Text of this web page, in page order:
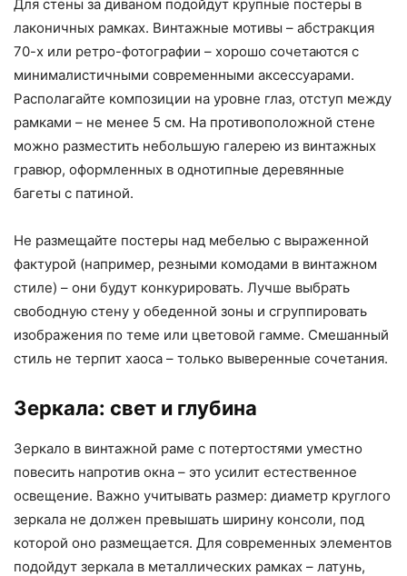
Для стены за диваном подойдут крупные постеры в
лаконичных рамках. Винтажные мотивы – абстракция
70-х или ретро-фотографии – хорошо сочетаются с
минималистичными современными аксессуарами.
Располагайте композиции на уровне глаз, отступ между
рамками – не менее 5 см. На противоположной стене
можно разместить небольшую галерею из винтажных
гравюр, оформленных в однотипные деревянные
багеты с патиной.
Не размещайте постеры над мебелью с выраженной
фактурой (например, резными комодами в винтажном
стиле) – они будут конкурировать. Лучше выбрать
свободную стену у обеденной зоны и сгруппировать
изображения по теме или цветовой гамме. Смешанный
стиль не терпит хаоса – только выверенные сочетания.
Зеркала: свет и глубина
Зеркало в винтажной раме с потертостями уместно
повесить напротив окна – это усилит естественное
освещение. Важно учитывать размер: диаметр круглого
зеркала не должен превышать ширину консоли, под
которой оно размещается. Для современных элементов
подойдут зеркала в металлических рамках – латунь,